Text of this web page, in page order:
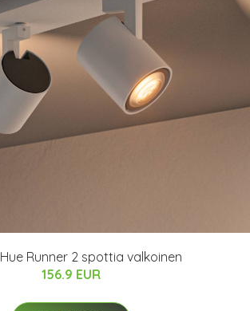
Runner 2 spottia valkoinen
156.9 EUR